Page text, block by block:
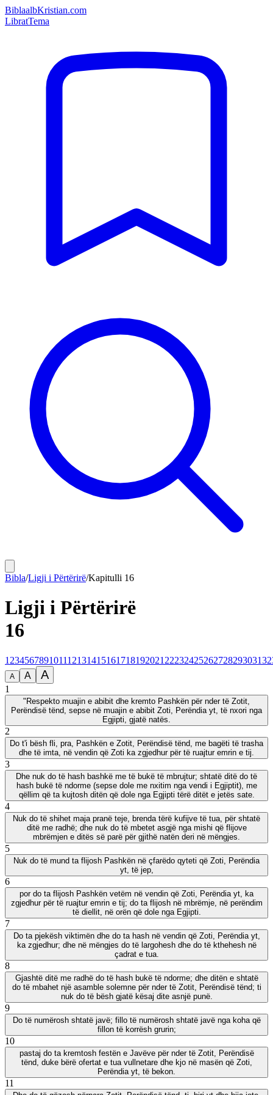
BiblaalbKristian.com
LibratTema
Bibla/Ligji i Përtërirë/Kapitulli 16
Ligji i Përtërirë
16
1 23456789101112131415161718192021 2223242526272829303132
A A A
1
"Respekto muajin e abibit dhe kremto Pashkën për nder të Zotit,
Perëndisë tënd, sepse në muajin e abibit Zoti, Perëndia yt, të nxori nga
Egjipti, gjatë natës.
2
Do t'i bësh fli, pra, Pashkën e Zotit, Perëndisë tënd, me bagëti të trasha
dhe të imta, në vendin që Zoti ka zgjedhur për të ruajtur emrin e tij.
3
Dhe nuk do të hash bashkë me të bukë të mbrujtur; shtatë ditë do të
hash bukë të ndorme (sepse dole me nxitim nga vendi i Egjiptit), me
qëllim që ta kujtosh ditën që dole nga Egjipti tërë ditët e jetës sate.
4
Nuk do të shihet maja pranë teje, brenda tërë kufijve të tua, për shtatë
ditë me radhë; dhe nuk do të mbetet asgjë nga mishi që flijove
mbrëmjen e ditës së parë për gjithë natën deri në mëngjes.
5
Nuk do të mund ta flijosh Pashkën në çfarëdo qyteti që Zoti, Perëndia
yt, të jep,
6
por do ta flijosh Pashkën vetëm në vendin që Zoti, Perëndia yt, ka
zgjedhur për të ruajtur emrin e tij; do ta flijosh në mbrëmje, në perëndim
të diellit, në orën që dole nga Egjipti.
7
Do ta pjekësh viktimën dhe do ta hash në vendin që Zoti, Perëndia yt,
ka zgjedhur; dhe në mëngjes do të largohesh dhe do të kthehesh në
çadrat e tua.
8
Gjashtë ditë me radhë do të hash bukë të ndorme; dhe ditën e shtatë
do të mbahet një asamble solemne për nder të Zotit, Perëndisë tënd; ti
nuk do të bësh gjatë kësaj dite asnjë punë.
9
Do të numërosh shtatë javë; fillo të numërosh shtatë javë nga koha që
fillon të korrësh grurin;
10
pastaj do ta kremtosh festën e Javëve për nder të Zotit, Perëndisë
tënd, duke bërë ofertat e tua vullnetare dhe kjo në masën që Zoti,
Perëndia yt, të bekon.
11